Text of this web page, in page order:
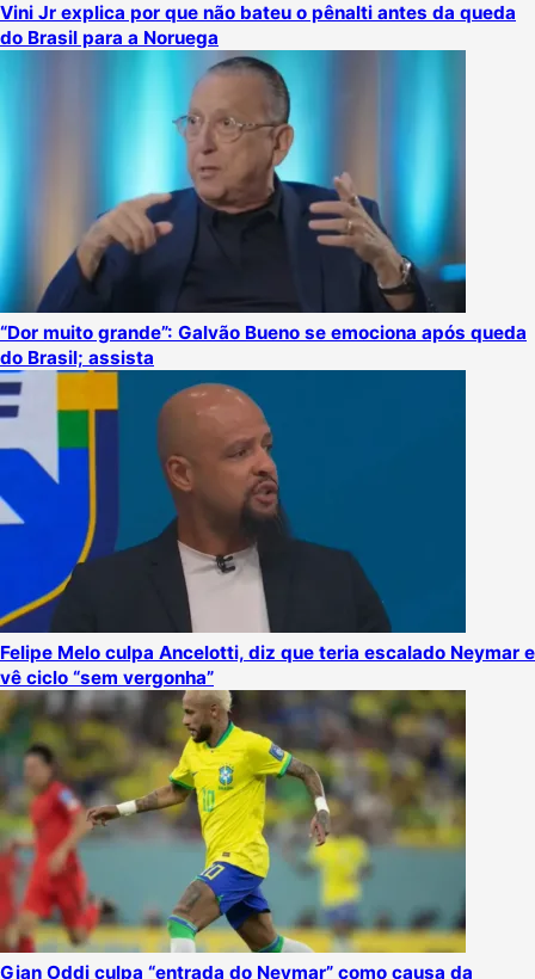
Vini Jr explica por que não bateu o pênalti antes da queda
do Brasil para a Noruega
“Dor muito grande”: Galvão Bueno se emociona após queda
do Brasil; assista
Felipe Melo culpa Ancelotti, diz que teria escalado Neymar e
vê ciclo “sem vergonha”
Gian Oddi culpa “entrada do Neymar” como causa da